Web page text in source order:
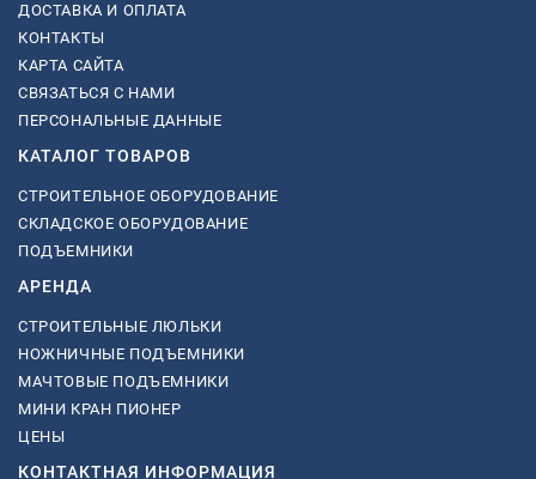
ДОСТАВКА И ОПЛАТА
КОНТАКТЫ
КАРТА САЙТА
СВЯЗАТЬСЯ С НАМИ
ПЕРСОНАЛЬНЫЕ ДАННЫЕ
КАТАЛОГ ТОВАРОВ
СТРОИТЕЛЬНОЕ ОБОРУДОВАНИЕ
СКЛАДСКОЕ ОБОРУДОВАНИЕ
ПОДЪЕМНИКИ
АРЕНДА
СТРОИТЕЛЬНЫЕ ЛЮЛЬКИ
НОЖНИЧНЫЕ ПОДЪЕМНИКИ
МАЧТОВЫЕ ПОДЪЕМНИКИ
МИНИ КРАН ПИОНЕР
ЦЕНЫ
КОНТАКТНАЯ ИНФОРМАЦИЯ